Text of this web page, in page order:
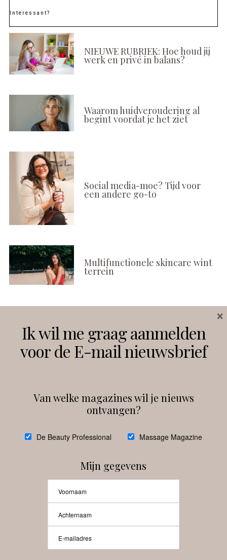
Interessant?
NIEUWE RUBRIEK: Hoe houd jij
werk en privé in balans?
Waarom huidveroudering al
begint voordat je het ziet
Social media-moe? Tijd voor
een andere go-to
Multifunctionele skincare wint
terrein
Instagram Facebook
debeautyprofessional
Beauty-Pro.nl
Ik wil me graag aanmelden
voor de E-mail nieuwsbrief
Van welke magazines wil je nieuws
ontvangen?
De Beauty Professional Massage Magazine
Mijn gegevens
×